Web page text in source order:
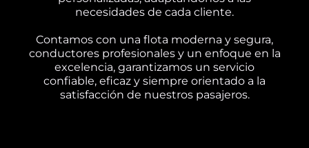
necesidades de cada cliente.
Contamos con una flota moderna y segura,
conductores profesionales y un enfoque en la
excelencia, garantizamos un servicio
confiable, eficaz y siempre orientado a la
satisfacción de nuestros pasajeros.